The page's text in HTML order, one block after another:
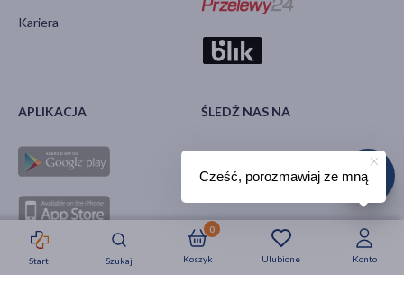
Strefa okazji Nowości Krótkie daty
Start Szukaj Ulubione
Koszyk
0
Konto
Kariera
APLIKACJA ŚLEDŹ NAS NA
Cześć, porozmawiaj ze mną